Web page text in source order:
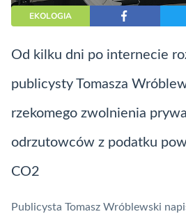
EKOLOGIA
Od kilku dni po internecie
publicysty Tomasza
rzekomego zwolnienia
odrzutowców z podatku
CO2
Publicysta Tomasz Wróblewski